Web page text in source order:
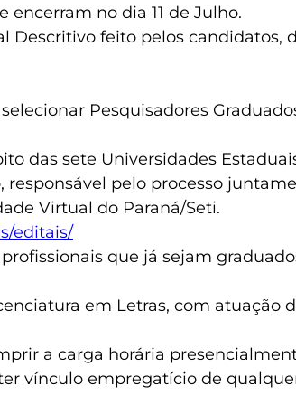
encerram no dia 11 de Julho.
Descritivo feito pelos
Pesquisadores
das sete Universidades
responsável pelo processo
Virtual do Paraná/Seti.
editais/
que já sejam
em Letras, com atuação
a carga horária
vínculo empregatício de